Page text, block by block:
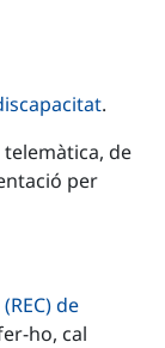
.
telemàtica, de
per
de
ho, cal